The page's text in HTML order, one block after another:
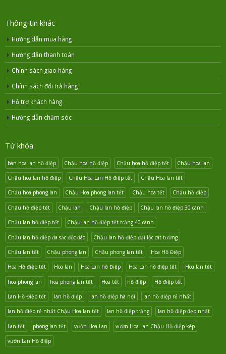
Thông tin khác
Hướng dẫn mua hàng
Hướng dẫn thanh toán
Chính sách giao hàng
Chính sách đổi trả hàng
Hỗ trợ khách hàng
Hướng dẫn chăm sóc
Từ khóa
bán hoa lan hồ điệp Chậu hoa hồ điệp Chậu hoa hồ điệp tết Chậu hoa lan
Chậu hoa lan hồ điệp Chậu Hoa Lan Hồ điệp tết Chậu Hoa lan tết
Chậu hoa phong lan Chậu Hoa phong lan tết Chậu hoa tết Chậu hồ điệp
Chậu hồ điệp tết Chậu lan Chậu lan hồ điệp Chậu lan hồ điệp 30 cành
Chậu lan hồ điệp tết Chậu lan hồ điệp tết trắng 40 cành
Chậu lan hồ điệp đa săc độc đáo Chậu lan hồ điệp đại lộc cát tường
Chậu lan tết Chậu phong lan Chậu phong lan tết Hoa Hồ Điệp
Hoa Hồ điệp tết Hoa lan Hoa Lan hồ Điệp Hoa Lan hồ điệp tết Hoa lan tết
hoa phong lan hoa phong lan tết Hoa tết hồ điệp Hồ điệp tết
Lan Hồ Điệp tết lan hồ điệp lan hồ điệp hà nội lan hồ điệp rẻ nhất
lan hồ điệp rẻ nhất Chậu Hoa lan tết lan hồ điệp trắng lan hồ điệp đẹp nhất
Lan tết phong lan tết vườn Hoa Lan vườn Hoa Lan Chậu Hồ điệp kép
vườn Lan Hồ điệp